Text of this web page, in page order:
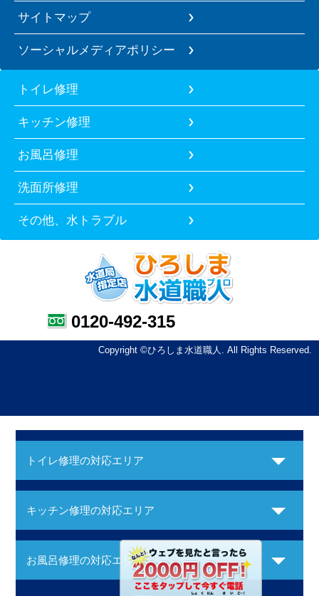
サイトマップ
ソーシャルメディアポリシー
トイレ修理
キッチン修理
お風呂修理
洗面所修理
その他、水トラブル
0120-492-315
Copyright ©ひろしま水道職人. All Rights Reserved.
トイレ修理の対応エリア
キッチン修理の対応エリア
お風呂修理の対応エリア